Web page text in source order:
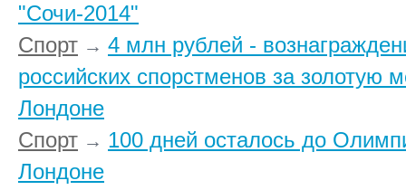
"Сочи-2014"
Спорт → 4 млн рублей -
российских спорстменов за золотую
Лондоне
Спорт → 100 дней осталось до
Лондоне